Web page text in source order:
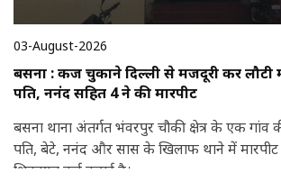
03-August-2026
बसना : कर्ज चुकाने दिल्ली से मजदूरी कर लौटी
पति, ननंद सहित 4 ने की मारपीट
बसना थाना अंतर्गत भंवरपुर चौकी क्षेत्र के एक गांव
पति, बेटे, ननंद और सास के खिलाफ थाने में
शिकायत दर्ज कराई है।